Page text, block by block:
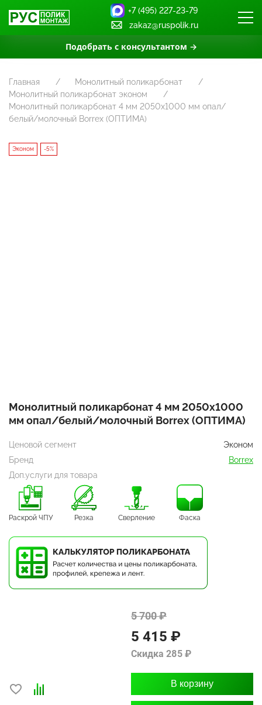
Подобрать с консультантом →
+7 (495) 227-23-79
zakaz@ruspolik.ru
Главная
Монолитный поликарбонат
Монолитный поликарбонат эконом
Монолитный поликарбонат 4 мм 2050x1000 мм опал/
белый/молочный Borrex (ОПТИМА)
Эконом -5%
Монолитный поликарбонат 4 мм 2050x1000
мм опал/белый/молочный Borrex (ОПТИМА)
Ценовой сегмент
Эконом
Бренд
Borrex
Доп.услуги для товара
Раскрой ЧПУ Резка Сверление Фаска
5 700 ₽
5 415 ₽
Скидка 285 ₽
В корзину